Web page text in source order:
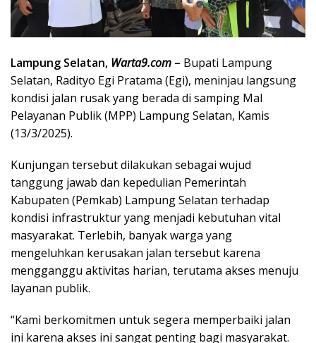
Lampung Selatan, Warta9.com – Bupati Lampung
Selatan, Radityo Egi Pratama (Egi), meninjau langsung
kondisi jalan rusak yang berada di samping Mal
Pelayanan Publik (MPP) Lampung Selatan, Kamis
(13/3/2025).
Kunjungan tersebut dilakukan sebagai wujud
tanggung jawab dan kepedulian Pemerintah
Kabupaten (Pemkab) Lampung Selatan terhadap
kondisi infrastruktur yang menjadi kebutuhan vital
masyarakat. Terlebih, banyak warga yang
mengeluhkan kerusakan jalan tersebut karena
mengganggu aktivitas harian, terutama akses menuju
layanan publik.
“Kami berkomitmen untuk segera memperbaiki jalan
ini karena akses ini sangat penting bagi masyarakat.